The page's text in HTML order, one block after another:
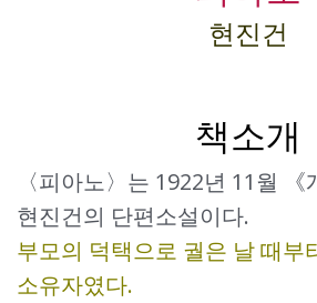
현진건
책소개
〈피아노〉는 1922년 11월
현진건의 단편소설이다.
부모의 덕택으로 궐은 날 때부
소유자였다.